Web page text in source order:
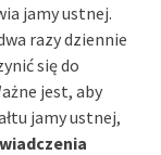
jamy ustnej.
razy dziennie
się do
jest, aby
jamy ustnej,